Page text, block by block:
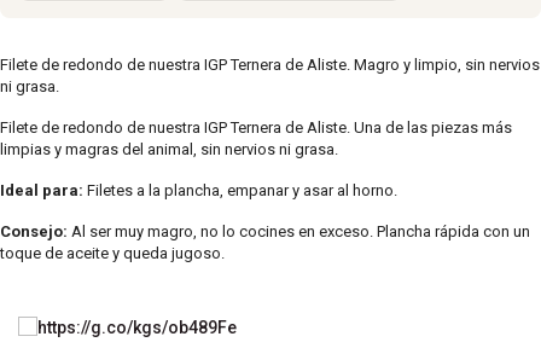
Filete de redondo de nuestra IGP Ternera de Aliste. Magro y limpio, sin nervios
ni grasa.
Filete de redondo de nuestra IGP Ternera de Aliste. Una de las piezas más
limpias y magras del animal, sin nervios ni grasa.
Ideal para: Filetes a la plancha, empanar y asar al horno.
Consejo: Al ser muy magro, no lo cocines en exceso. Plancha rápida con un
toque de aceite y queda jugoso.